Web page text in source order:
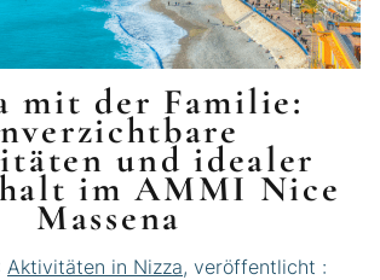
mit der Familie:
und idealer
im AMMI Nice
Massena
Aktivitäten in Nizza, veröffentlicht :